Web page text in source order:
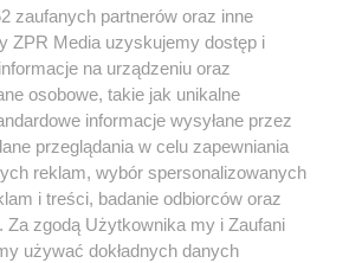
w serwisie nie może być powielany i
dalej rozpowszechniany w jakikolwiek sposób (w
lub mechaniczny) na jakimkolwiek polu
formie, włącznie z umieszczaniem w Internecie
praw. Jakiekolwiek użycie lub
w całości lub w części z naruszeniem prawa, tzn.
zabronione pod groźbą kary i może być ścigane
zaufanych partnerów oraz inne
ZPR Media uzyskujemy dostęp i
na urządzeniu oraz
osobowe, takie jak unikalne
informacje wysyłane przez
przeglądania w celu zapewniania
reklam, wybór spersonalizowanych
i treści, badanie odbiorców oraz
Za zgodą Użytkownika my i Zaufani
używać dokładnych danych